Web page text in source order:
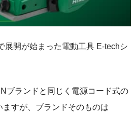
展開が始まった電動工具 E-techシ
ブランドと同じく電源コード式の
すが、ブランドそのものは